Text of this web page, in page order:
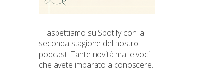
Ti aspettiamo su Spotify con la
seconda stagione del nostro
podcast! Tante novità ma le voci
che avete imparato a conoscere.